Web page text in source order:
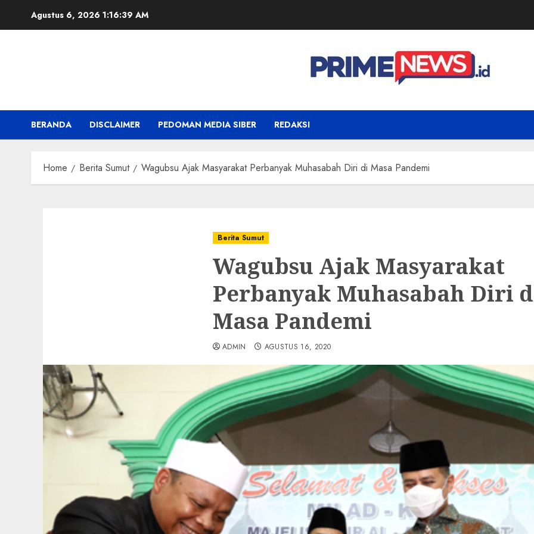
Agustus 6, 2026 1:16:40 AM
BERANDA DISCLAIMER PEDOMAN MEDIA SIBER REDAKSI
Home Berita Sumut Wagubsu Ajak Masyarakat Perbanyak Muhasabah Diri di Masa Pandemi
Berita Sumut
Wagubsu Ajak Masyarakat
Perbanyak Muhasabah Diri
Masa Pandemi
ADMIN AGUSTUS 16, 2020